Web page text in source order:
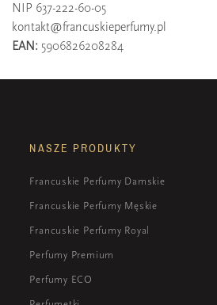
NIP 637-222-60-05
kontakt@francuskieperfumy.pl
EAN: 5906826208284
NASZE PRODUKTY
Francuskie Perfumy Damskie
Francuskie Perfumy Męskie
Francuskie Perfumy Royal
Perfumy Premium
Perfumy ECO